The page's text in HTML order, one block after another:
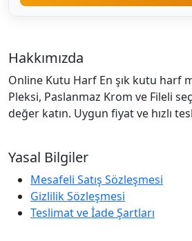
Hakkımızda
Online Kutu Harf En şık kutu harf
Pleksi, Paslanmaz Krom ve Fileli
değer katın. Uygun fiyat ve hızlı
Yasal Bilgiler
Mesafeli Satış Sözleşmesi
Gizlilik Sözleşmesi
Teslimat ve İade Şartları